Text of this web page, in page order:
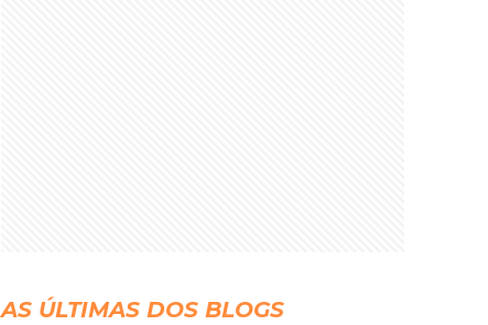
AS ÚLTIMAS DOS BLOGS